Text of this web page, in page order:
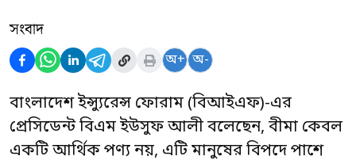
সংবাদ
অ+ অ-
বাংলাদেশ ইন্স্যুরেন্স ফোরাম (বিআইএফ)-এর
প্রেসিডেন্ট বিএম ইউসুফ আলী বলেছেন, বীমা কেবল
একটি আর্থিক পণ্য নয়, এটি মানুষের বিপদে পাশে